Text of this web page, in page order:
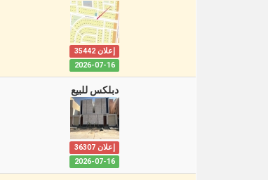
إعلان 35442
2026-07-16
دبلكس للبيع
إعلان 36307
2026-07-16